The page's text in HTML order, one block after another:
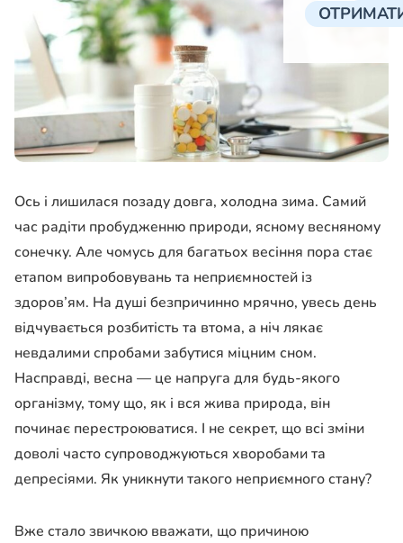
Ось і лишилася позаду довга, холодна зима. Самий
час радіти пробудженню природи, ясному весняному
сонечку. Але чомусь для багатьох весіння пора стає
етапом випробовувань та неприємностей із
здоров’ям. На душі безпричинно мрячно, увесь день
відчувається розбитість та втома, а ніч лякає
невдалими спробами забутися міцним сном.
Насправді, весна — це напруга для будь-якого
організму, тому що, як і вся жива природа, він
починає перестроюватися. І не секрет, що всі зміни
доволі часто супроводжуються хворобами та
депресіями. Як уникнути такого неприємного стану?
Вже стало звичкою вважати, що причиною